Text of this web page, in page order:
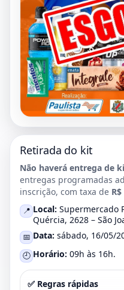
Retirada do kit
Não haverá entrega de
entregas programadas
inscrição, com taxa de
📍 Local: Supermercado
Quércia, 2628 – São
📅 Data: sábado, 16/05/
🕘 Horário: 09h às 16h.
✅ Regras rápidas